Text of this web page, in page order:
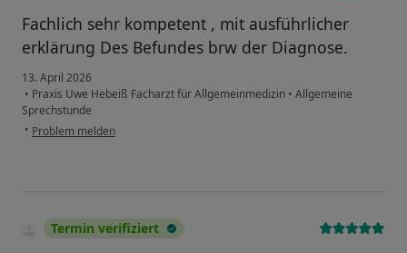
Fachlich sehr kompetent , mit ausführlicher
erklärung Des Befundes brw der Diagnose.
13. April 2026
• Praxis Uwe Hebeiß Facharzt für Allgemeinmedizin • Allgemeine
Sprechstunde
• Problem melden
Termin verifiziert